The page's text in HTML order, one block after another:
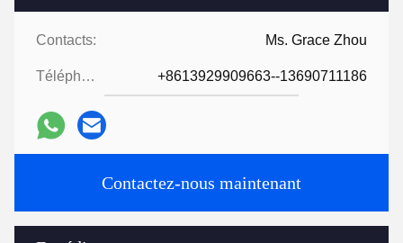
Contacts: Ms. Grace Zhou
Téléphone: +8613929909663--13690711186
Contactez-nous maintenant